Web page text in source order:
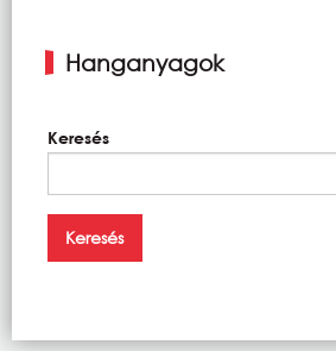
Hanganyagok
Keresés